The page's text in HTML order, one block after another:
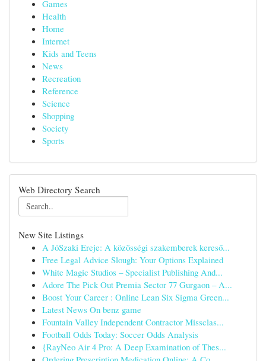
Games
Health
Home
Internet
Kids and Teens
News
Recreation
Reference
Science
Shopping
Society
Sports
Web Directory Search
New Site Listings
A JóSzaki Ereje: A közösségi szakemberek kereső...
Free Legal Advice Slough: Your Options Explained
White Magic Studios – Specialist Publishing And...
Adore The Pick Out Premia Sector 77 Gurgaon – A...
Boost Your Career : Online Lean Six Sigma Green...
Latest News On benz game
Fountain Valley Independent Contractor Missclas...
Football Odds Today: Soccer Odds Analysis
{RayNeo Air 4 Pro: A Deep Examination of Thes...